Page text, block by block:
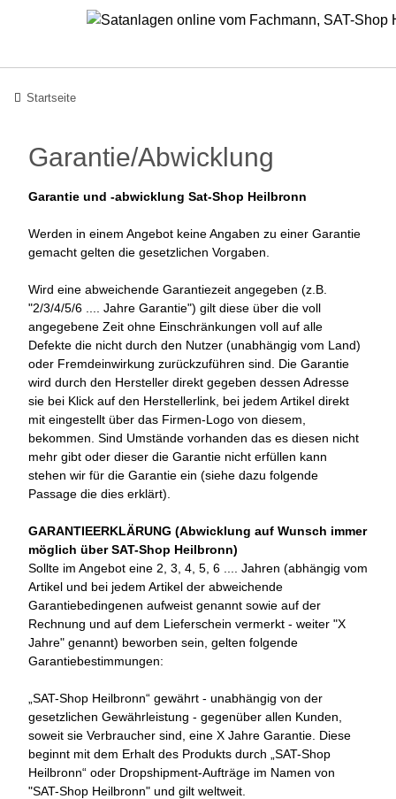
Startseite
Garantie/Abwicklung
Garantie und -abwicklung Sat-Shop Heilbronn
Werden in einem Angebot keine Angaben zu einer Garantie
gemacht gelten die gesetzlichen Vorgaben.
Wird eine abweichende Garantiezeit angegeben (z.B.
"2/3/4/5/6 .... Jahre Garantie") gilt diese über die voll
angegebene Zeit ohne Einschränkungen voll auf alle
Defekte die nicht durch den Nutzer (unabhängig vom Land)
oder Fremdeinwirkung zurückzuführen sind. Die Garantie
wird durch den Hersteller direkt gegeben dessen Adresse
sie bei Klick auf den Herstellerlink, bei jedem Artikel direkt
mit eingestellt über das Firmen-Logo von diesem,
bekommen. Sind Umstände vorhanden das es diesen nicht
mehr gibt oder dieser die Garantie nicht erfüllen kann
stehen wir für die Garantie ein (siehe dazu folgende
Passage die dies erklärt).
GARANTIEERKLÄRUNG (Abwicklung auf Wunsch immer
möglich über SAT-Shop Heilbronn)
Sollte im Angebot eine 2, 3, 4, 5, 6 .... Jahren (abhängig vom
Artikel und bei jedem Artikel der abweichende
Garantiebedingenen aufweist genannt sowie auf der
Rechnung und auf dem Lieferschein vermerkt - weiter "X
Jahre" genannt) beworben sein, gelten folgende
Garantiebestimmungen:
„SAT-Shop Heilbronn“ gewährt - unabhängig von der
gesetzlichen Gewährleistung - gegenüber allen Kunden,
soweit sie Verbraucher sind, eine X Jahre Garantie. Diese
beginnt mit dem Erhalt des Produkts durch „SAT-Shop
Heilbronn“ oder Dropshipment-Aufträge im Namen von
"SAT-Shop Heilbronn" und gilt weltweit.